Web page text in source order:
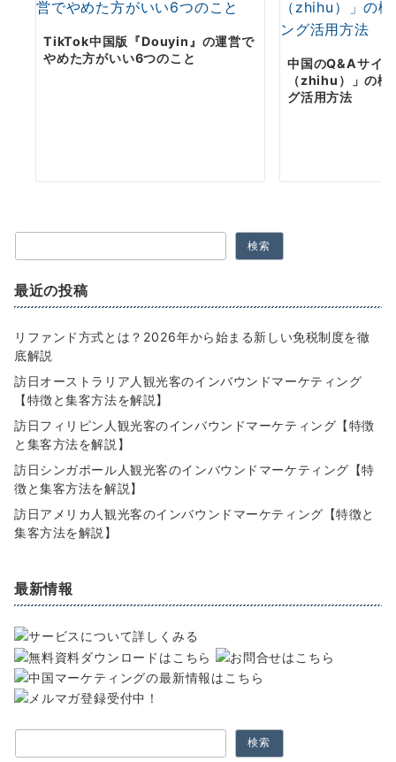
TikTok中国版『Douyin』の運営で
やめた方がいい6つのこと
中国のQ&Aサイ
（zhihu）」の概
グ活用方法
検索
最近の投稿
リファンド方式とは？2026年から始まる新しい免税制度を徹
底解説
訪日オーストラリア人観光客のインバウンドマーケティング
【特徴と集客方法を解説】
訪日フィリピン人観光客のインバウンドマーケティング【特徴
と集客方法を解説】
訪日シンガポール人観光客のインバウンドマーケティング【特
徴と集客方法を解説】
訪日アメリカ人観光客のインバウンドマーケティング【特徴と
集客方法を解説】
最新情報
検索